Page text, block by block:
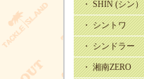
・ SHIN (シン）
・ シントワ
・ シンドラー
・ 湘南ZERO